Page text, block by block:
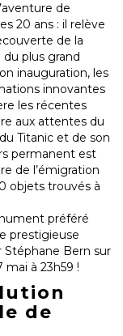
de
20 ans : il relève
de la
plus grand
inauguration, les
innovantes
les récentes
aux attentes du
Titanic et de son
permanent est
de l’émigration
objets trouvés à
préféré
prestigieuse
Stéphane Bern sur
mai à 23h59 !
de